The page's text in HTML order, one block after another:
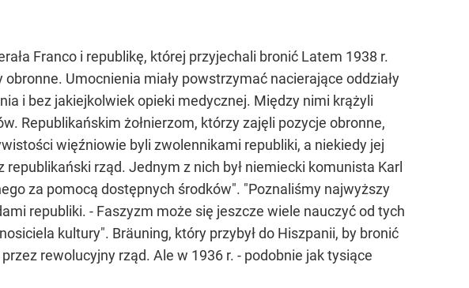
Franco i republikę, której przyjechali bronić Latem 1938 r.
Umocnienia miały powstrzymać nacierające oddziały
i bez jakiejkolwiek opieki medycznej. Między nimi krążyli
Republikańskim żołnierzom, którzy zajęli pozycje obronne,
więźniowie byli zwolennikami republiki, a niekiedy jej
rząd. Jednym z nich był niemiecki komunista Karl
za pomocą dostępnych środków". "Poznaliśmy najwyższy
republiki. - Faszyzm może się jeszcze wiele nauczyć od tych
kultury". Bräuning, który przybył do Hiszpanii, by bronić
rewolucyjny rząd. Ale w 1936 r. - podobnie jak tysiące